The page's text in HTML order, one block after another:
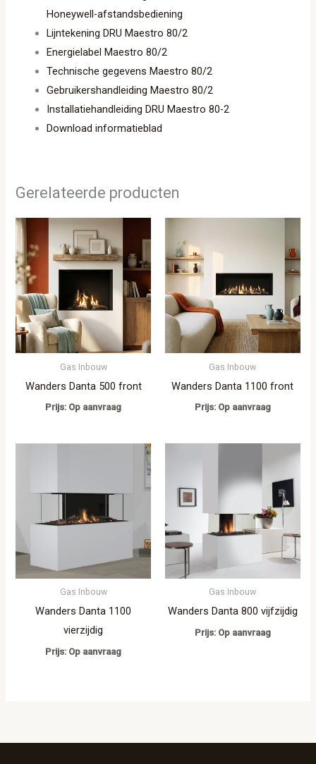
Honeywell-afstandsbediening
Lijntekening DRU Maestro 80/2
Energielabel Maestro 80/2
Technische gegevens Maestro 80/2
Gebruikershandleiding Maestro 80/2
Installatiehandleiding DRU Maestro 80-2
Download informatieblad
Gerelateerde producten
Gas Inbouw
Wanders Danta 500 front
Prijs: Op aanvraag
Gas Inbouw
Wanders Danta 1100 front
Prijs: Op aanvraag
Gas Inbouw
Wanders Danta 1100
vierzijdig
Prijs: Op aanvraag
Gas Inbouw
Wanders Danta 800 vijfzijdig
Prijs: Op aanvraag